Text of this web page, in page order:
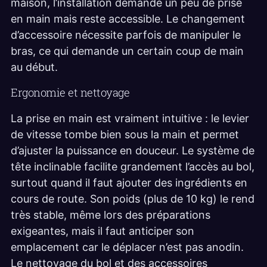
en main mais reste accessible. Le changement
d’accessoire nécessite parfois de manipuler le
bras, ce qui demande un certain coup de main
au début.
Ergonomie et nettoyage
La prise en main est vraiment intuitive : le levier
de vitesse tombe bien sous la main et permet
d’ajuster la puissance en douceur. Le système de
tête inclinable facilite grandement l’accès au bol,
surtout quand il faut ajouter des ingrédients en
cours de route. Son poids (plus de 10 kg) le rend
très stable, même lors des préparations
exigeantes, mais il faut anticiper son
emplacement car le déplacer n’est pas anodin.
Le nettoyage du bol et des accessoires